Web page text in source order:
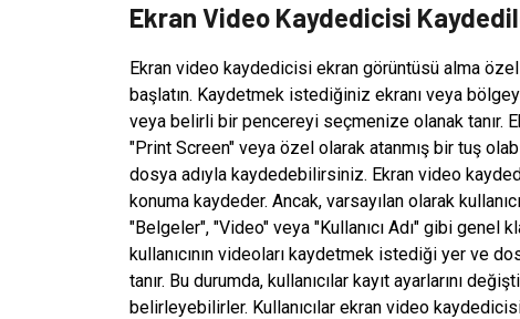
Ekran Video Kaydedicisi
Ekran video kaydedicisi ekran görüntüsü alma
başlatın. Kaydetmek istediğiniz ekranı veya
veya belirli bir pencereyi seçmenize olanak tanır.
"Print Screen" veya özel olarak atanmış bir tuş
dosya adıyla kaydedebilirsiniz. Ekran video
konuma kaydeder. Ancak, varsayılan olarak
"Belgeler", "Video" veya "Kullanıcı Adı" gibi genel
kullanıcının videoları kaydetmek istediği yer ve
tanır. Bu durumda, kullanıcılar kayıt ayarlarını
belirleyebilirler. Kullanıcılar ekran video